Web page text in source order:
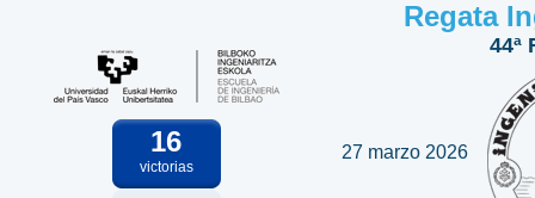
16
victorias
Regata
44ª
27 marzo 2026